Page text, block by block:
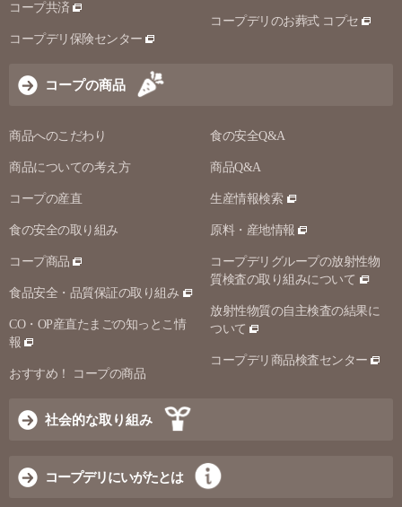
コープ共済
コープデリ保険センター
コープデリのお葬式 コプセ
コープの商品
商品へのこだわり
商品についての考え方
コープの産直
食の安全の取り組み
コープ商品
食品安全・品質保証の取り組み
CO・OP産直たまごの知っとこ情
報
おすすめ！ コープの商品
食の安全Q&A
商品Q&A
生産情報検索
原料・産地情報
コープデリグループの放射性物
質検査の取り組みについて
放射性物質の自主検査の結果に
ついて
コープデリ商品検査センター
社会的な取り組み
コープデリにいがたとは